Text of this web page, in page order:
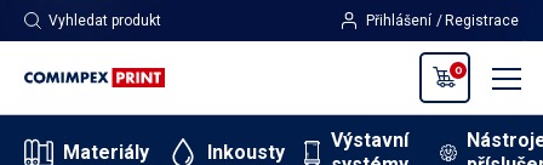
Vyhledat produkt Přihlášení Registrace
0
Materiály Inkousty
Výstavní